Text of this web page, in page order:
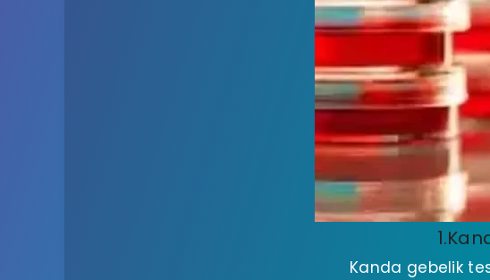
Kanda gebelik